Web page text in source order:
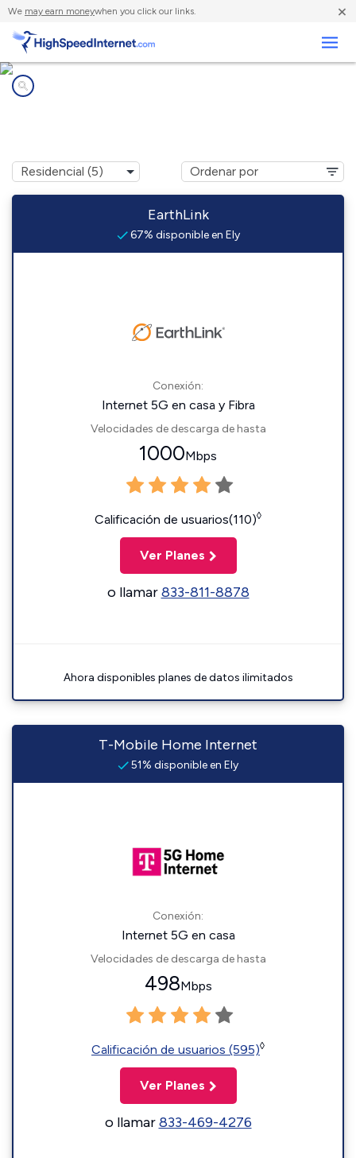
We may earn moneywhen you click our links. ×
EarthLink
67% disponible en Ely
Conexión:
Internet 5G en casa y Fibra
Velocidades de descarga de hasta
1000Mbps
Calificación de usuarios(110)◊
Ver Planes
o llamar833-811-8878
Ahora disponibles planes de datos ilimitados
T-Mobile Home Internet
51% disponible en Ely
Conexión:
Internet 5G en casa
Velocidades de descarga de hasta
498Mbps
Calificación de usuarios (595)◊
Ver Planes
o llamar833-469-4276